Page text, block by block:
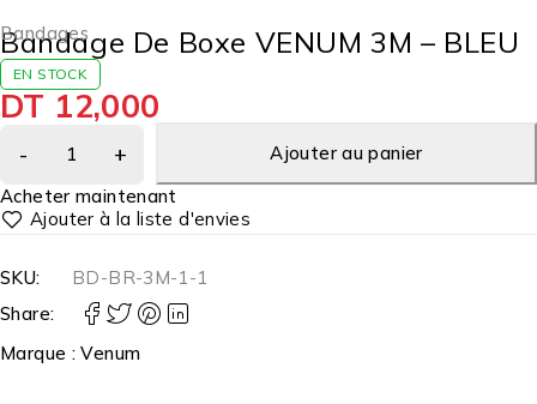
Bandages
Bandage De Boxe VENUM 3M – BLEU
EN STOCK
DT 12,000
Ajouter au panier
Acheter maintenant
SKU:
BD-BR-3M-1-1
Share:
Marque :Venum